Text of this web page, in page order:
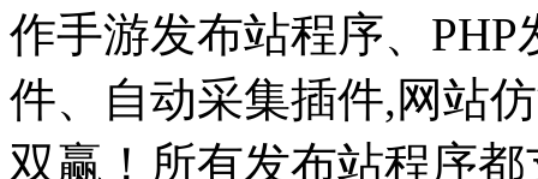
作手游发布站程序、
件、自动采集插件,网站
双赢！所有发布站程序